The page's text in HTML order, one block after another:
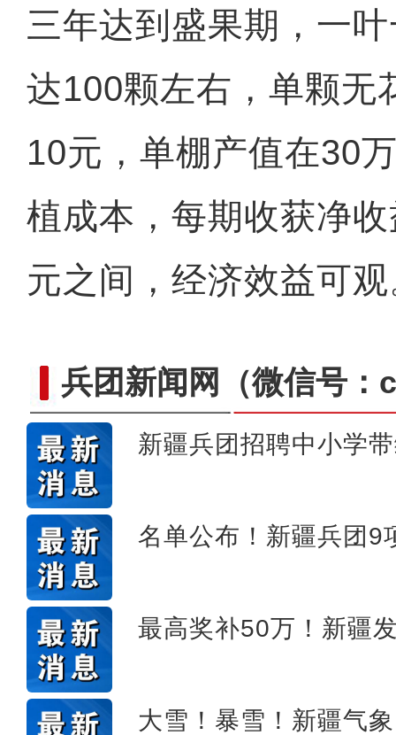
三年达到盛果期，一
达100颗左右，单颗无
10元，单棚产值在30
植成本，每期收获净
元之间，经济效益可
兵团新闻网 （微信号
新疆兵团招聘中小学
名单公布！新疆兵团9
最高奖补50万！新疆
大雪！暴雪！新疆气